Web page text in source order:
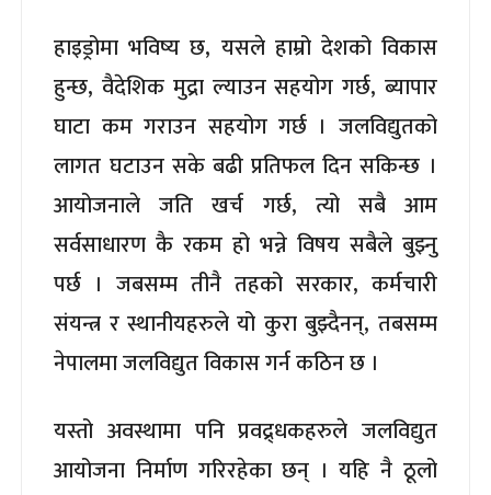
हाइड्रोमा भविष्य छ, यसले हाम्रो देशको विकास
हुन्छ, वैदेशिक मुद्रा ल्याउन सहयोग गर्छ, ब्यापार
घाटा कम गराउन सहयोग गर्छ । जलविद्युतको
लागत घटाउन सके बढी प्रतिफल दिन सकिन्छ ।
आयोजनाले जति खर्च गर्छ, त्यो सबै आम
सर्वसाधारण कै रकम हो भन्ने विषय सबैले बुझ्नु
पर्छ । जबसम्म तीनै तहको सरकार, कर्मचारी
संयन्त्र र स्थानीयहरुले यो कुरा बुझ्दैनन्, तबसम्म
नेपालमा जलविद्युत विकास गर्न कठिन छ ।
यस्तो अवस्थामा पनि प्रवद्र्धकहरुले जलविद्युत
आयोजना निर्माण गरिरहेका छन् । यहि नै ठूलो